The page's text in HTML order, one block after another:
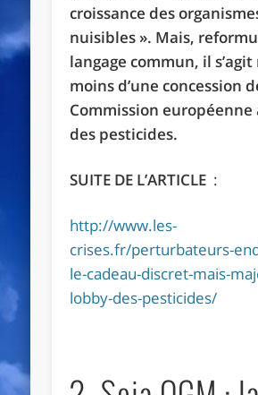
croissance des
nuisibles ». Mais,
langage commun, il
moins d’une concession
Commission européenne
des pesticides.
SUITE DE L’ARTICLE :
http://www.les-
crises.fr/perturbateurs-
le-cadeau-discret-mais-
lobby-des-pesticides/